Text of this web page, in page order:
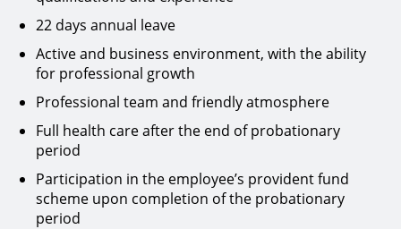
22 days annual leave
Active and business environment, with the ability
for professional growth
Professional team and friendly atmosphere
Full health care after the end of probationary
period
Participation in the employee’s provident fund
scheme upon completion of the probationary
period